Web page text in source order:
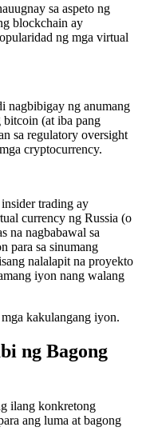
sa aspeto ng
blockchain ay
ng mga virtual
nagbibigay ng anumang
bitcoin (at iba pang
sa regulatory oversight
cryptocurrency.
trading ay
currency ng Russia (o
na nagbabawal sa
para sa sinumang
nalalapit na proyekto
iyon nang walang
kakulangang iyon.
ng Bagong
ilang konkretong
ang luma at bagong